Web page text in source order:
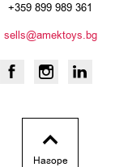
+359 899 989 361
sells@amektoys.bg
Нагоре